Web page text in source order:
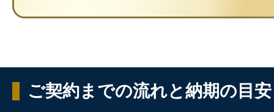
ご契約までの流れと納期の目安